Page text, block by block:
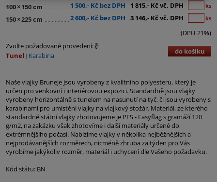
100× 150 cm 1 500,- Kč bez DPH 1 815,- Kč vč. DPH ks
150×225 cm 2 600,- Kč bez DPH 3 146,- Kč vč. DPH ks
(DPH 21%)
Zvolte požadované provedení:
Tunel
Karabina do košíku
Naše vlajky Bruneje jsou vyrobeny z kvalitního polyesteru, který je
určen pro venkovní i interiérovou expozici. Standardně jsou vlajky
vyrobeny horizontálně s tunelem na nasunutí na tyč, či jsou vyrobeny s
karabinami pro umístění vlajky na vlajkový stožár. Materiál, ze kterého
standardně státní vlajky zhotovujeme je PES - Easyflag s gramáží 120
g/m2, na zakázku však zhotovíme i další materiály určené do
extrémnějšího počasí. Nabízíme vlajky v několika nejběžnějších a
nejprodávanějších rozměrech, nicméně zhruba za týden pro Vás
vyrobíme jakýkoliv rozměr, materiál i uchycení dle Vašeho požadavku.
Kód státu: BN